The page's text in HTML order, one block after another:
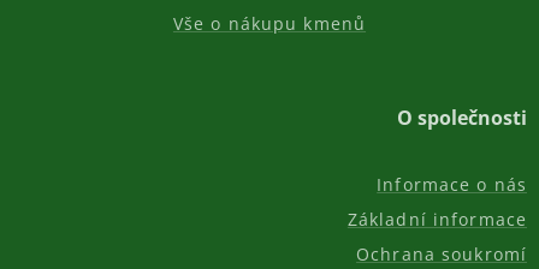
Vše o nákupu kmenů
O společnosti
Informace o nás
Základní informace
Ochrana soukromí